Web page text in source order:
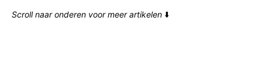
Scroll naar onderen voor meer artikelen ⬇️